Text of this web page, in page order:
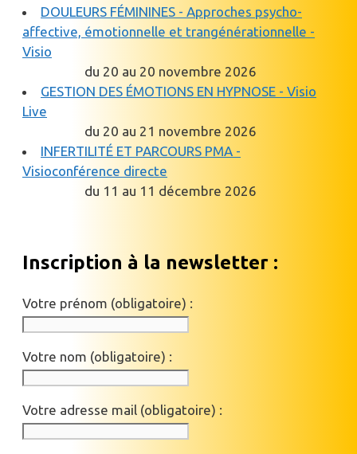
DOULEURS FÉMININES - Approches psycho-
affective, émotionnelle et trangénérationnelle -
Visio
du 20 au 20 novembre 2026
GESTION DES ÉMOTIONS EN HYPNOSE - Visio
Live
du 20 au 21 novembre 2026
INFERTILITÉ ET PARCOURS PMA -
Visioconférence directe
du 11 au 11 décembre 2026
Inscription à la newsletter :
Votre prénom (obligatoire) :
Votre nom (obligatoire) :
Votre adresse mail (obligatoire) :